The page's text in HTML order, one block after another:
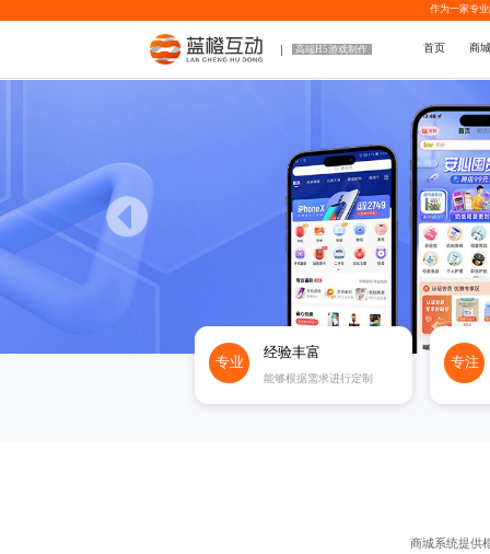
作为一家专业
高端H5游戏制作 首页 商
专业
经验丰富
能够根据需求进行定制
专注
商城系统提供